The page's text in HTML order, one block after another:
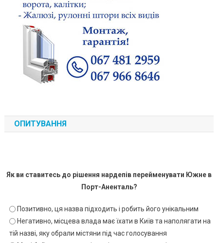
ОПИТУВАННЯ
Як ви ставитесь до рішення нардепів перейменувати Южне в
Порт-Аненталь?
Позитивно, ця назва підходить і робить його унікальним
Негативно, місцева влада має їхати в Київ та наполягати на
тій назві, яку обрали містяни під час голосування